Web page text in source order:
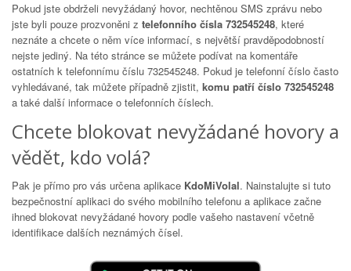
Pokud jste obdrželi nevyžádaný hovor, nechtěnou SMS zprávu nebo
jste byli pouze prozvoněni z telefonního čísla 732545248, které
neznáte a chcete o něm více informací, s největší pravděpodobností
nejste jediný. Na této stránce se můžete podívat na komentáře
ostatních k telefonnímu číslu 732545248. Pokud je telefonní číslo často
vyhledávané, tak můžete případně zjistit, komu patří číslo 732545248
a také další informace o telefonních číslech.
Chcete blokovat nevyžádané hovory a
vědět, kdo volá?
Pak je přímo pro vás určena aplikace KdoMiVolal. Nainstalujte si tuto
bezpečnostní aplikaci do svého mobilního telefonu a aplikace začne
ihned blokovat nevyžádané hovory podle vašeho nastavení včetně
identifikace dalších neznámých čísel.